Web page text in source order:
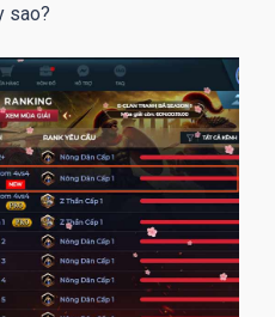
sao?